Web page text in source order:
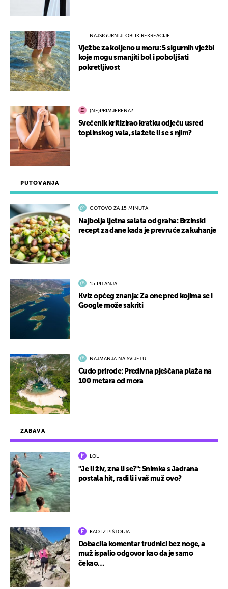
ZABAVA
LOL
"Je li živ, zna li se?": Snimka s Jadrana
postala hit, radi li i vaš muž ovo?
KAO IZ PIŠTOLJA
Dobacila komentar trudnici bez noge, a
muž ispalio odgovor kao da je samo
čekao…
PUTOVANJA
GOTOVO ZA 15 MINUTA
Najbolja ljetna salata od graha: Brzinski
recept za dane kada je prevruće za kuhanje
15 PITANJA
Kviz općeg znanja: Za one pred kojima se i
Google može sakriti
NAJMANJA NA SVIJETU
Čudo prirode: Predivna pješčana plaža na
100 metara od mora
NAJSIGURNIJI OBLIK REKREACIJE
Vježbe za koljeno u moru: 5 sigurnih vježbi
koje mogu smanjiti bol i poboljšati
pokretljivost
(NE)PRIMJERENA?
Svećenik kritizirao kratku odjeću usred
toplinskog vala, slažete li se s njim?